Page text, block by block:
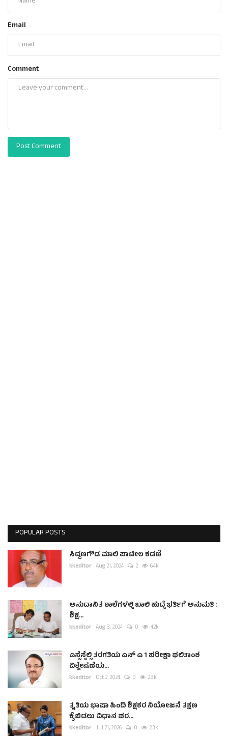
Email
Comment
Post Comment
POPULAR POSTS
ಸಿದ್ದಣಗೌಡ ಮಾಲಿ ಪಾಟೀಲ ಕಡಣಿ
kkeditor Aug 21, 2024 2 6.4k
ಅನುದಾನಿತ ಶಾಲೆಗಳಲ್ಲಿ ಖಾಲಿ ಹುದ್ದೆ ಭರ್ತಿಗೆ ಅನುಮತಿ :
ಶಿಕ್ಷ...
kkeditor Aug 3, 2024 0 4.2k
ಎಸ್ಸೆಸ್ಸೆಲ್ಸಿ ತರಗತಿಯ ಎಸ್ ಎ 1 ಪರೀಕ್ಷಾ ಫಲಿತಾಂಶ
ವಿಶ್ಲೇಷಣೆಯ...
kkeditor Oct 2, 2024 0 2.3k
ತೃತಿಯ ಭಾಷಾ ಹಿಂದಿ ಶಿಕ್ಷಕರ ನಿಯೋಜನೆ ತಕ್ಷಣ
ಕೈಬಿಡಲು ವಿಧಾನ ಪರ...
kkeditor Jul 21, 2026 0 2.3k